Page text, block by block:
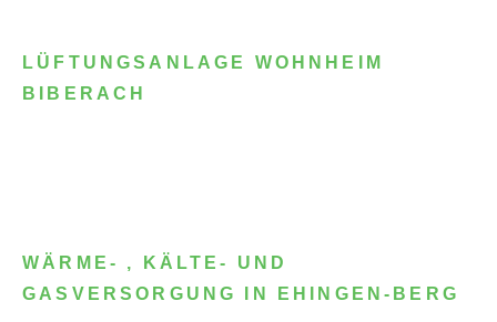
LÜFTUNGSANLAGE WOHNHEIM
BIBERACH
WÄRME- , KÄLTE- UND
GASVERSORGUNG IN EHINGEN-BERG